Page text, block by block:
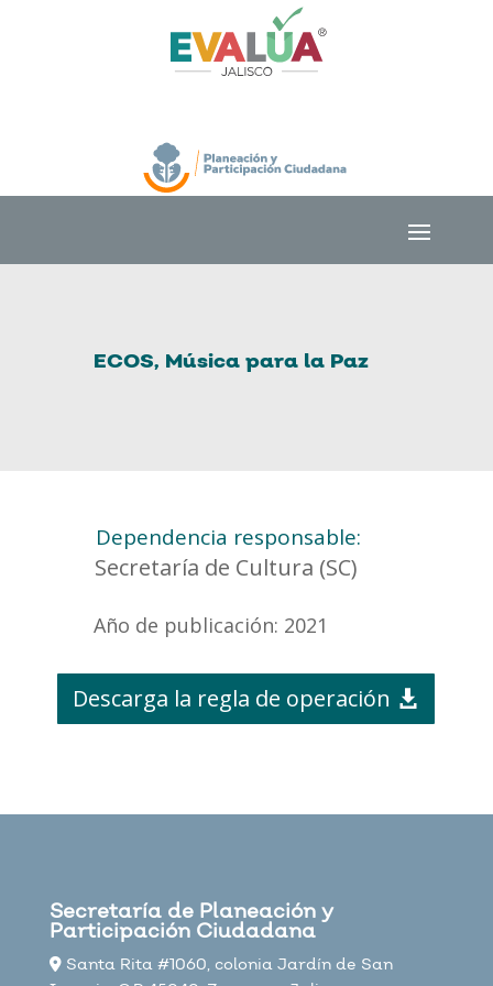
ECOS, Música para la Paz
Dependencia responsable:
Secretaría de Cultura (SC)
Año de publicación: 2021
Descarga la regla de operación
Secretaría de Planeación y
Participación Ciudadana
Santa Rita #1060, colonia Jardín de San